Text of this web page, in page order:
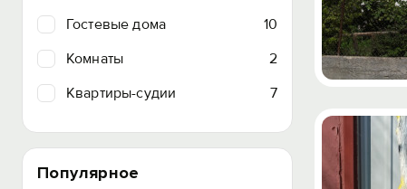
Гостевые дома
10
Комнаты
2
Квартиры-судии
7
Популярное